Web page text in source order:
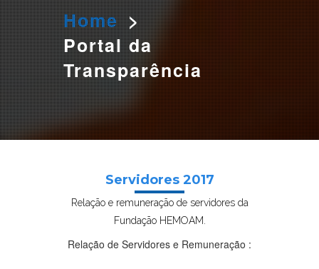
3655 0166 OU 984319920 (WHATSAPP)
Home >
Portal da
Transparência
Servidores 2017
Relação e remuneração de servidores da
Fundação HEMOAM.
Relação de Servidores e Remuneração :